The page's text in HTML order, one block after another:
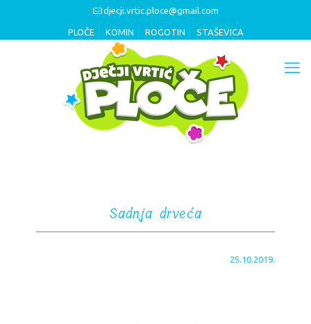
djecji.vrtic.ploce@gmail.com
PLOČE KOMIN ROGOTIN STAŠEVICA
Sadnja drveća
25.10.2019.